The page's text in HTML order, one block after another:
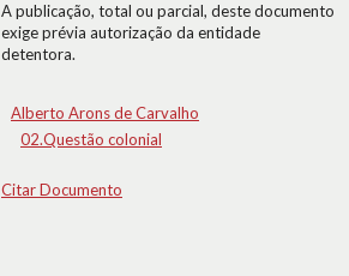
A publicação, total ou parcial, deste documento
exige prévia autorização da entidade
detentora.
Alberto Arons de Carvalho
02.Questão colonial
Citar Documento